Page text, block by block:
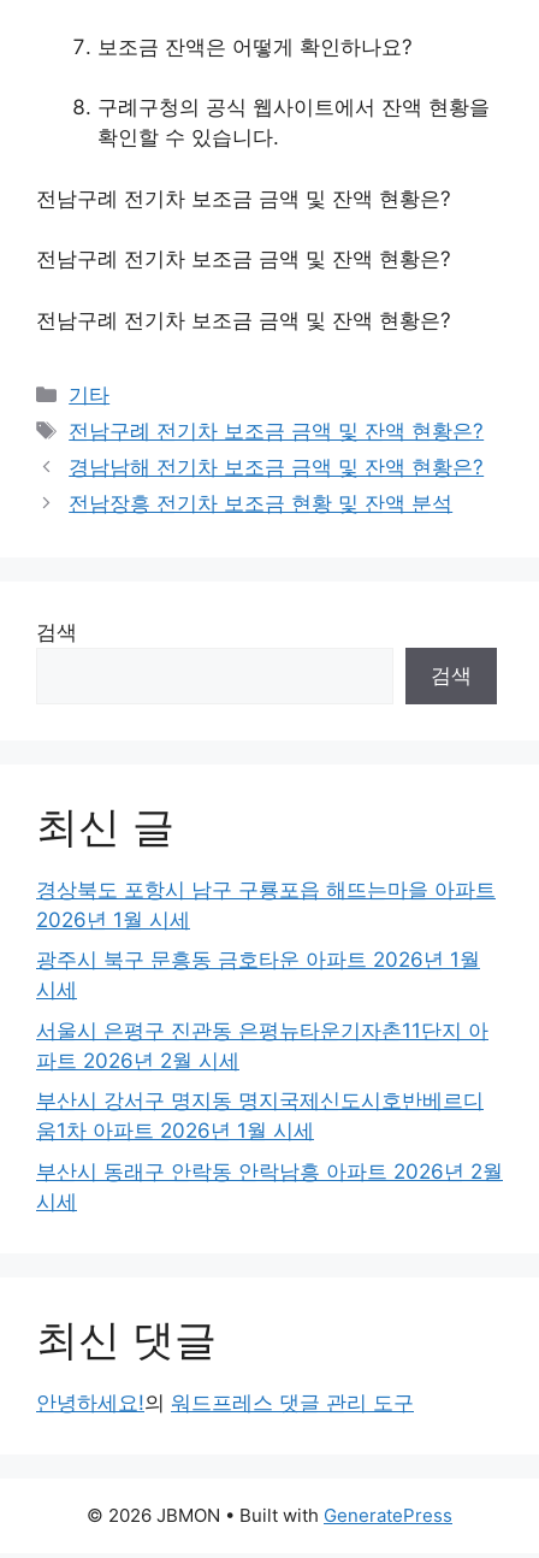
보조금 잔액은 어떻게 확인하나요?
구례구청의 공식 웹사이트에서 잔액 현황을
확인할 수 있습니다.
전남구례 전기차 보조금 금액 및 잔액 현황은?
전남구례 전기차 보조금 금액 및 잔액 현황은?
전남구례 전기차 보조금 금액 및 잔액 현황은?
Categories
기타
Tags
전남구례 전기차 보조금 금액 및 잔액 현황은?
경남남해 전기차 보조금 금액 및 잔액 현황은?
전남장흥 전기차 보조금 현황 및 잔액 분석
검색
검색
최신 글
경상북도 포항시 남구 구룡포읍 해뜨는마을 아파트
2026년 1월 시세
광주시 북구 문흥동 금호타운 아파트 2026년 1월
시세
서울시 은평구 진관동 은평뉴타운기자촌11단지 아
파트 2026년 2월 시세
부산시 강서구 명지동 명지국제신도시호반베르디
움1차 아파트 2026년 1월 시세
부산시 동래구 안락동 안락남흥 아파트 2026년 2월
시세
최신 댓글
안녕하세요!의 워드프레스 댓글 관리 도구
© 2026 JBMON • Built with GeneratePress